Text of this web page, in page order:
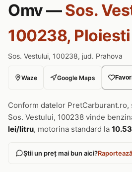
Omv —Sos.
100238, Ploiesti
Sos. Vestului, 100238, jud. Prahova
Waze Google Maps
Conform datelor PretCarburant.ro,
Sos. Vestului, 100238 vinde
lei/litru, motorina standard la
Știi un preț mai bun aici?